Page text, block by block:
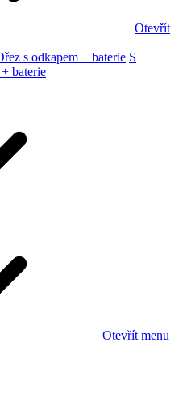
Otevřít
s odkapem + baterie S
baterie
Otevřít menu